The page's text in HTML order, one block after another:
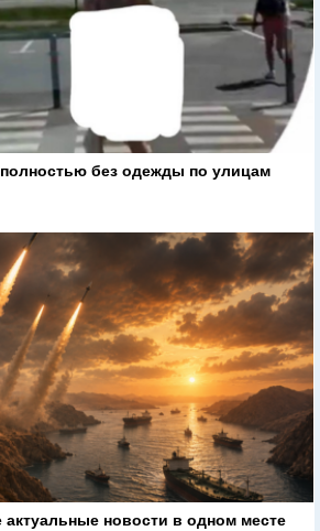
без одежды по улицам
новости в одном месте